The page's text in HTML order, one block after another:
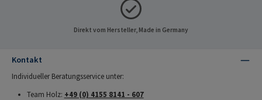
Direkt vom Hersteller, Made in Germany
Kontakt
Individueller Beratungsservice unter:
Team Holz: +49 (0) 4155 8141 - 607